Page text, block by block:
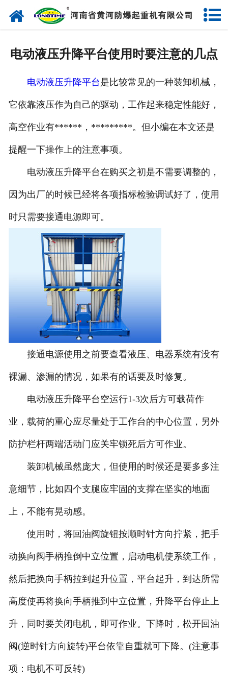
网站首页
联系我们
电动液压升降平台使用时要注意的几点
电动液压升降平台是比较常见的一种装卸机械，
它依靠液压作为自己的驱动，工作起来稳定性能好，
高空作业有******，*********。但小编在本文还是
提醒一下操作上的注意事项。
电动液压升降平台在购买之初是不需要调整的，
因为出厂的时候已经将各项指标检验调试好了，使用
时只需要接通电源即可。
接通电源使用之前要查看液压、电器系统有没有
裸漏、渗漏的情况，如果有的话要及时修复。
电动液压升降平台空运行1-3次后方可载荷作
业，载荷的重心应尽量处于工作台的中心位置，另外
防护栏杆两端活动门应关牢锁死后方可作业。
装卸机械虽然庞大，但使用的时候还是要多多注
意细节，比如四个支腿应牢固的支撑在坚实的地面
上，不能有晃动感。
使用时，将回油阀旋钮按顺时针方向拧紧，把手
动换向阀手柄推倒中立位置，启动电机使系统工作，
然后把换向手柄拉到起升位置，平台起升，到达所需
高度使再将换向手柄推到中立位置，升降平台停止上
升，同时要关闭电机，即可作业。下降时，松开回油
阀(逆时针方向旋转)平台依靠自重就可下降。(注意事
项：电机不可反转)